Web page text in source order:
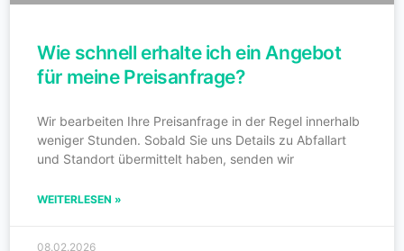
Wie schnell erhalte ich ein Angebot
für meine Preisanfrage?
Wir bearbeiten Ihre Preisanfrage in der Regel innerhalb
weniger Stunden. Sobald Sie uns Details zu Abfallart
und Standort übermittelt haben, senden wir
WEITERLESEN »
08.02.2026